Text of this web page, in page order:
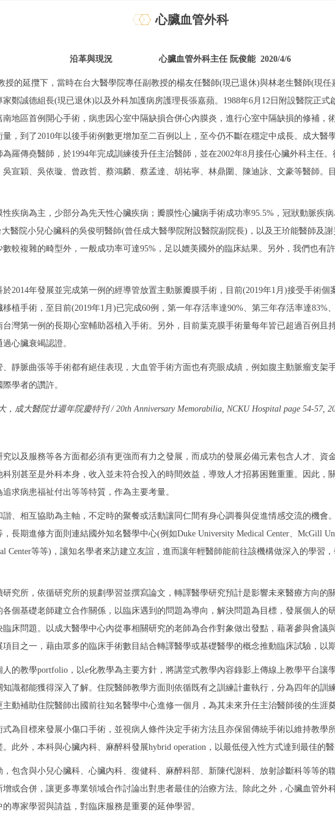
心臟血管外科
沿革與現況 心臟血管外科主任 阮俊能 2020/4/6
授的延攬下，當時在台大醫學院專任副教授的楊友任醫師(現已退休)與林老生醫師(現
鄭誠德組長(現已退休)以及外科加護病房護理長張嘉蘋。1988年6月12日附設醫院正
地區首例開心手術，病患因心室中隔缺損合併心內膜炎，進行心室中隔缺損的修補，
，到了2010年以後手術例數更增加至二百例以上，至今仍不斷在穩定中成長。成大醫
羅傳堯醫師，於1994年完成訓練後升任主治醫師，並在2002年8月接任心臟外科主任
宣穎、吳依璇、曾政哲、蔡鴻麟、蔡孟達、胡祐寧、林鼎圍、陳迪詠、文豪等醫師。
疾病為主，少部分為先天性心臟疾病；瓣膜性心臟病手術成功率95.5%，冠狀動脈疾
醫院小兒心臟科的吳俊明醫師(曾任成大醫學院附設醫院副院長)，以及王玠能醫師及
較複雜的畸型外，一般成功率可達95%，足以媲美國外的臨床結果。另外，我們也有
2014年發展並完成第一例的經導管放置主動脈瓣膜手術，目前(2019年1月)接受手術個
植手術，至目前(2019年1月)已完成60例，第一年存活率達90%、第三年存活率達83%
灣第一例的長期心室輔助器植入手術。另外，目前葉克膜手術量每年皆已超過百例且
心臟衰竭認證。
靜脈曲張等手術都有絕佳表現，大血管手術方面也有亮眼成績，例如腹主動脈瘤支架
學者的讚許。
成大醫院廿週年院慶特刊 / 20th Anniversary Memorabilia, NCKU Hospital page 54-57,
以及服務等各方面都必須有更強而有力之發展，而成功的發展必備元素包含人才、資
別甚至是外科本身，收入並未符合投入的時間效益，導致人才招募困難重重。因此，
求病患福祉付出等等特質，作為主要考量。
、相互協助為主軸，不定時的聚餐或活動讓同仁間有身心調養與促進情感交流的機會
長期進修方面則連結國外知名醫學中心(例如Duke University Medical Center、McGill
Center等等)，讓知名學者來訪建立友誼，進而讓年輕醫師能前往該機構做深入的學習
究所，依循研究所的規劃學習並撰寫論文，轉譯醫學研究預計是影響未來醫療方向的
個基礎老師建立合作關係，以臨床遇到的問題為導向，解決問題為目標，發展個人的
床問題。以成大醫學中心內從事相關研究的老師為合作對象做出發點，藉著參與會議
目之一，藉由眾多的臨床手術數目結合轉譯醫學或基礎醫學的概念推動臨床試驗，以
的教學portfolio，以e化教學為主要方針，將講堂式教學內容錄影上傳線上教學平台讓
識都能獲得深入了解。住院醫師教學方面則依循既有之訓練計畫執行，分為四年的訓
動補助住院醫師出國前往知名醫學中心進修一個月，為其未來升任主治醫師後的生涯
為目標來發展小傷口手術，並視病人條件決定手術方法且亦保留傳統手術以維持教學
此外，本科與心臟內科、麻醉科發展hybrid operation，以最低侵入性方式達到最佳的醫
包含與小兒心臟科、心臟內科、復健科、麻醉科部、新陳代謝科、放射診斷科等等的
或合併，讓更多專業領域合作討論出對患者最佳的治療方法。除此之外，心臟血管外
專家學習與請益，對臨床服務是重要的延伸學習。